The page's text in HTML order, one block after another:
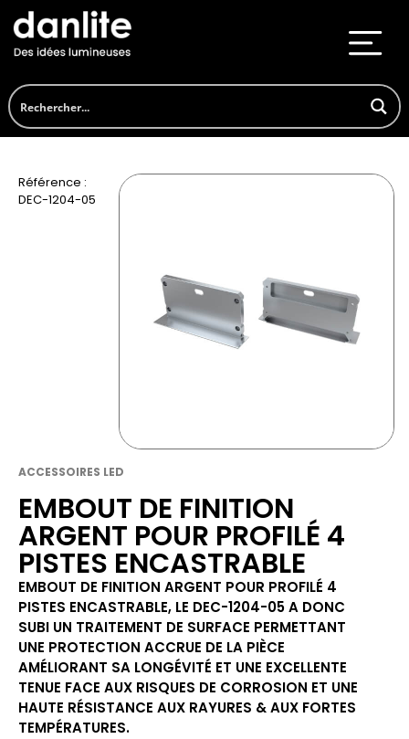
Référence :
DEC-1204-05
ACCESSOIRES LED
EMBOUT DE FINITION
ARGENT POUR PROFILÉ 4
PISTES ENCASTRABLE
EMBOUT DE FINITION ARGENT POUR PROFILÉ 4
PISTES ENCASTRABLE, LE DEC-1204-05 A DONC
SUBI UN TRAITEMENT DE SURFACE PERMETTANT
UNE PROTECTION ACCRUE DE LA PIÈCE
AMÉLIORANT SA LONGÉVITÉ ET UNE EXCELLENTE
TENUE FACE AUX RISQUES DE CORROSION ET UNE
HAUTE RÉSISTANCE AUX RAYURES & AUX FORTES
TEMPÉRATURES.